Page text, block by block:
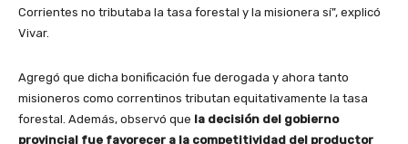
Corrientes no tributaba la tasa forestal y la misionera sí”, explicó
Vivar.
Agregó que dicha bonificación fue derogada y ahora tanto
misioneros como correntinos tributan equitativamente la tasa
forestal. Además, observó que la decisión del gobierno
provincial fue favorecer a la competitividad del productor